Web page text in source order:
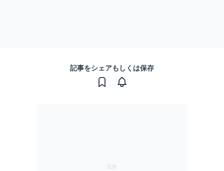
記事をシェアもしくは保存